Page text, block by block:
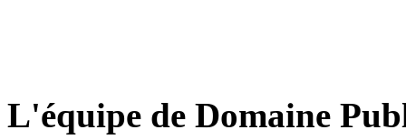
L'équipe de Domaine